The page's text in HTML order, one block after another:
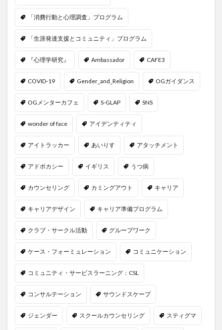
「消費行動と心理調査」プログラム
「生涯発達支援とコミュニティ」プログラム
『心理学研究』 Ambassador CAFE3
COVID-19 Gender_and_Religion OGガイダンス
OGメンターカフェ S-GLAP SNS
wonder of face アイデンティティ
アイトラッカー あいりす アタッチメント
アドボカシー イギリス うつ病
カウンセリング カミングアウト キャリア
キャリアデザイン キャリア準備プログラム
クラブ・サークル活動 グループワーク
ケース・フォーミュレーション コミュニケーション
コミュニティ・サービスラーニング：CSL
コンサルテーション サウンドスケープ
ジェンダー スクールカウンセリング スティグマ